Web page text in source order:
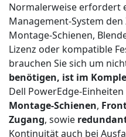
Normalerweise erfordert
Management-System
Montage-Schienen,
Lizenz oder kompatible
brauchen Sie sich um
benötigen, ist im
Dell PowerEdge-
Montage-Schienen,
Zugang, sowie
Kontinuität auch bei